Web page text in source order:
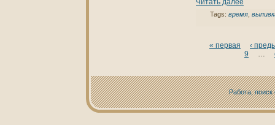
Tags: время
« первая
‹
9
Работа, поиск